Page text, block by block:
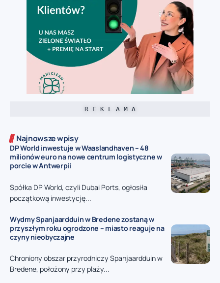
R E K L A M A
Najnowsze wpisy
DP World inwestuje w Waaslandhaven – 48
milionów euro na nowe centrum logistyczne w
porcie w Antwerpii
Spółka DP World, czyli Dubai Ports, ogłosiła
początkową inwestycję...
Wydmy Spanjaardduin w Bredene zostaną w
przyszłym roku ogrodzone – miasto reaguje na
czyny nieobyczajne
Chroniony obszar przyrodniczy Spanjaardduin w
Bredene, położony przy plaży...